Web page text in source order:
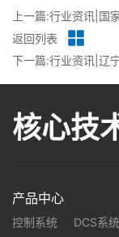
上一篇:行业资讯|国
返回列表
下一篇:行业资讯|辽
核心技
产品中心
控制系统 DCS系统